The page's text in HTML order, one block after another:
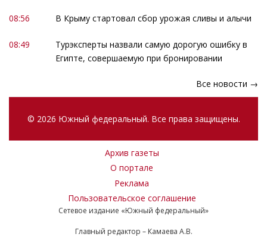
08:56 В Крыму стартовал сбор урожая сливы и алычи
08:49
Турэксперты назвали самую дорогую ошибку в
Египте, совершаемую при бронировании
Все новости →
© 2026 Южный федеральный. Все права защищены.
Архив газеты
О портале
Реклама
Пользовательское соглашение
Сетевое издание «Южный федеральный»
Главный редактор – Камаева А.В.